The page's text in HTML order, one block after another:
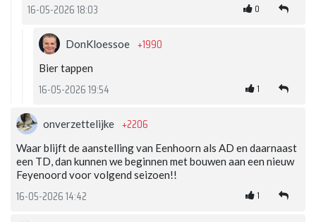
16-05-2026 18:03 0
DonKloessoe +1990
Bier tappen
16-05-2026 19:54 1
onverzettelijke +2206
Waar blijft de aanstelling van Eenhoorn als AD en daarnaast
een TD, dan kunnen we beginnen met bouwen aan een nieuw
Feyenoord voor volgend seizoen!!
16-05-2026 14:42 1